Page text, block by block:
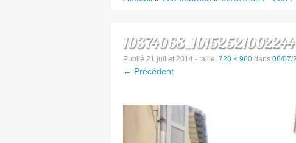
Publié 21 juillet 2014 - taille: 720 × 960 dans 06/07/
← Précédent